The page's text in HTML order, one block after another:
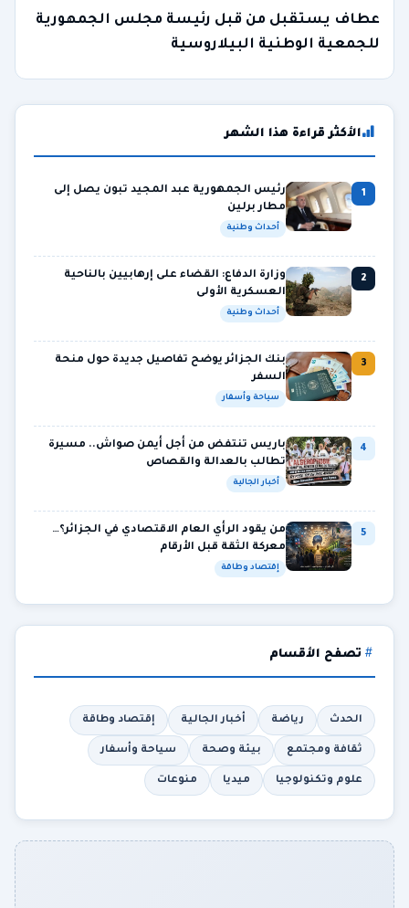
عطاف يستقبل من قبل رئيسة مجلس الجمهورية
للجمعية الوطنية البيلاروسية
الأكثر قراءة هذا الشهر
1
رئيس الجمهورية عبد المجيد تبون يصل إلى
مطار برلين
أحداث وطنية
2
وزارة الدفاع: القضاء على إرهابيين بالناحية
العسكرية الأولى
أحداث وطنية
3
بنك الجزائر يوضح تفاصيل جديدة حول منحة
السفر
سياحة وأسفار
4
باريس تنتفض من أجل أيمن صواش.. مسيرة
تطالب بالعدالة والقصاص
أخبار الجالية
5
من يقود الرأي العام الاقتصادي في الجزائر؟…
معركة الثقة قبل الأرقام
إقتصاد وطاقة
تصفح الأقسام
الحدث رياضة أخبار الجالية إقتصاد وطاقة
ثقافة ومجتمع بيئة وصحة سياحة وأسفار
علوم وتكنولوجيا ميديا منوعات